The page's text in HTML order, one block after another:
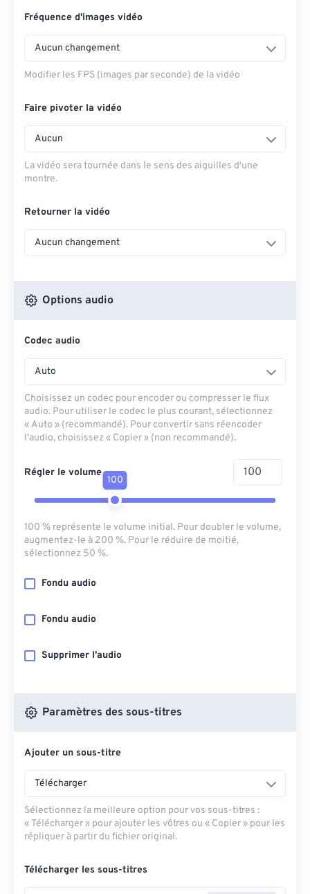
Fréquence d'images vidéo
Aucun changement
Modifier les FPS (images par seconde) de la vidéo
Faire pivoter la vidéo
Aucun
La vidéo sera tournée dans le sens des aiguilles d'une
montre.
Retourner la vidéo
Aucun changement
Options audio
Codec audio
Auto
Choisissez un codec pour encoder ou compresser le flux
audio. Pour utiliser le codec le plus courant, sélectionnez
« Auto » (recommandé). Pour convertir sans réencoder
l'audio, choisissez « Copier » (non recommandé).
Régler le volume
100
100 % représente le volume initial. Pour doubler le volume,
augmentez-le à 200 %. Pour le réduire de moitié,
sélectionnez 50 %.
Fondu audio
Fondu audio
Supprimer l'audio
Paramètres des sous-titres
Ajouter un sous-titre
Télécharger
Sélectionnez la meilleure option pour vos sous-titres :
« Télécharger » pour ajouter les vôtres ou « Copier » pour les
répliquer à partir du fichier original.
Télécharger les sous-titres